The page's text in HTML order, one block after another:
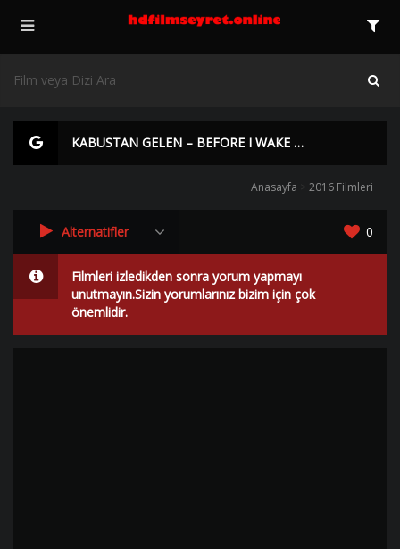
KABUSTAN GELEN – BEFORE I WAKE BEDAVA İZLE | Yüksek Kalite |
Anasayfa 2016 Filmleri
Alternatifler 0
Filmleri izledikden sonra yorum yapmayı
unutmayın.Sizin yorumlarınız bizim için çok
önemlidir.